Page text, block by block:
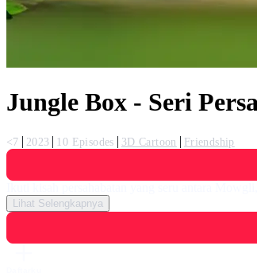
Jungle Box - Seri
<7 2023 10 Episodes 3D Cartoon
Friendship
Lihat Selengkapnya